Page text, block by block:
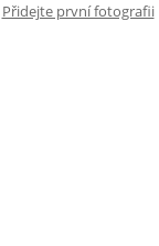
Přidejte první fotografii